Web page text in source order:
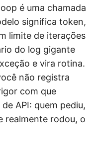
é uma chamada
significa token,
limite de iterações
do log gigante
e vira rotina.
não registra
com que
API: quem pediu,
realmente rodou, o